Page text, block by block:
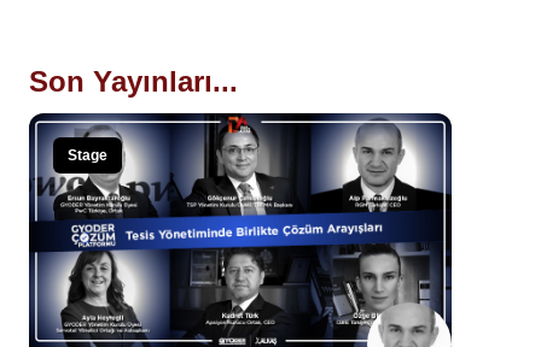
Son Yayınları...
Stage